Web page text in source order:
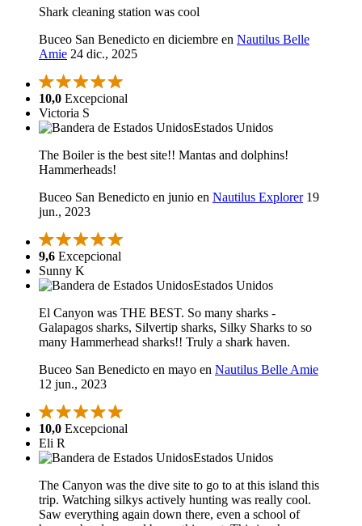
Shark cleaning station was cool
Buceo San Benedicto en diciembre en Nautilus Belle
Amie 24 dic., 2025
10,0 Excepcional
Victoria S
Estados Unidos
The Boiler is the best site!! Mantas and dolphins!
Hammerheads!
Buceo San Benedicto en junio en Nautilus Explorer 19
jun., 2023
9,6 Excepcional
Sunny K
Estados Unidos
El Canyon was THE BEST. So many sharks -
Galapagos sharks, Silvertip sharks, Silky Sharks to so
many Hammerhead sharks!! Truly a shark haven.
Buceo San Benedicto en mayo en Nautilus Belle Amie
12 jun., 2023
10,0 Excepcional
Eli R
Estados Unidos
The Canyon was the dive site to go to at this island this
trip. Watching silkys actively hunting was really cool.
Saw everything again down there, even a school of